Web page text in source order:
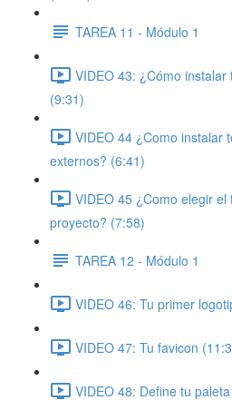
TAREA 11 - Módulo 1
VIDEO 43: ¿Cómo
(9:31)
VIDEO 44 ¿Como instalar
externos? (6:41)
VIDEO 45 ¿Como elegir
proyecto? (7:58)
TAREA 12 - Módulo 1
VIDEO 46: Tu primer
VIDEO 47: Tu favicon
VIDEO 48: Define tu